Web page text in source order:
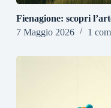
Fienagione: scopri
7 Maggio 2026
1